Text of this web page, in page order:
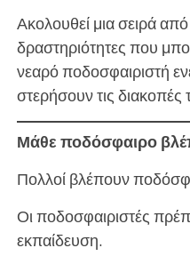
Ακολουθεί μια σειρά
δραστηριότητες που
νεαρό ποδοσφαιριστή
στερήσουν τις διακοπές
Μάθε ποδόσφαιρο
Πολλοί βλέπουν
Οι ποδοσφαιριστές
εκπαίδευση.